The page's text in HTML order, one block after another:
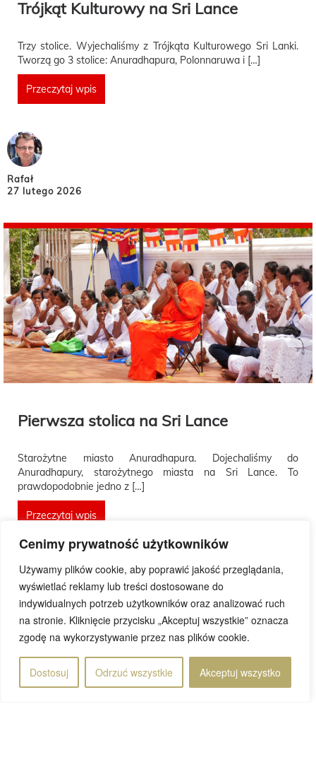
Cenimy prywatność użytkowników
Używamy plików cookie, aby poprawić jakość przeglądania,
wyświetlać reklamy lub treści dostosowane do
indywidualnych potrzeb użytkowników oraz analizować ruch
na stronie. Kliknięcie przycisku „Akceptuj wszystkie” oznacza
zgodę na wykorzystywanie przez nas plików cookie.
Dostosuj Odrzuć wszystkie Akceptuj wszystko
Trójkąt Kulturowy na Sri Lance
Trzy stolice. Wyjechaliśmy z Trójkąta Kulturowego Sri Lanki.
Tworzą go 3 stolice: Anuradhapura, Polonnaruwa i […]
Przeczytaj wpis
Rafał
27 lutego 2026
Pierwsza stolica na Sri Lance
Starożytne miasto Anuradhapura. Dojechaliśmy do
Anuradhapury, starożytnego miasta na Sri Lance. To
prawdopodobnie jedno z […]
Przeczytaj wpis
Rafał
20 lutego 2026